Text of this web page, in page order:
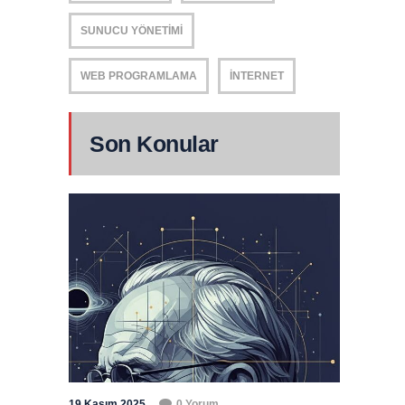
SUNUCU YÖNETIMI
WEB PROGRAMLAMA İNTERNET
Son Konular